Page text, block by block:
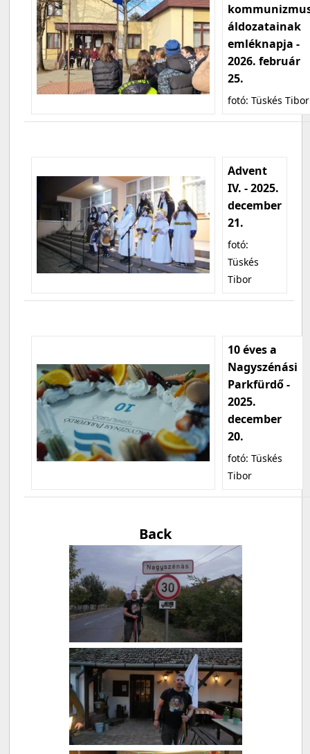
áldozatainak
emléknapja -
2026. február
25.
fotó: Tüskés Tibor
Advent
IV. - 2025.
december
21.
fotó:
Tüskés
Tibor
10 éves a
Nagyszénási
Parkfürdő -
2025.
december
20.
fotó: Tüskés
Tibor
Back